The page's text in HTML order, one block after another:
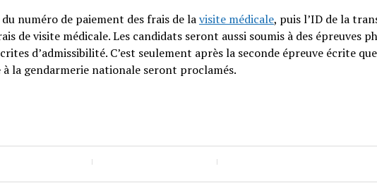
numéro de paiement des frais de lavisite médicale, puis l’ID de la
de visite médicale. Les candidats seront aussi soumis à des épreuves
d’admissibilité. C’est seulement après la seconde épreuve écrite
la gendarmerie nationale seront proclamés.